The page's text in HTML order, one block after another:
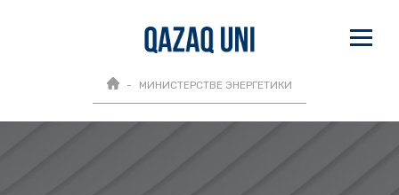
МИНИСТЕРСТВЕ ЭНЕРГЕТИКИ